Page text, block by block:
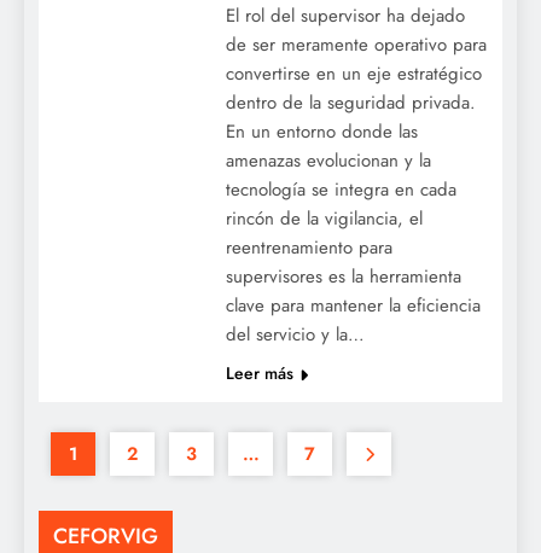
El rol del supervisor ha dejado
de ser meramente operativo para
convertirse en un eje estratégico
dentro de la seguridad privada.
En un entorno donde las
amenazas evolucionan y la
tecnología se integra en cada
rincón de la vigilancia, el
reentrenamiento para
supervisores es la herramienta
clave para mantener la eficiencia
del servicio y la…
Leer más
1 2 3 … 7
CEFORVIG